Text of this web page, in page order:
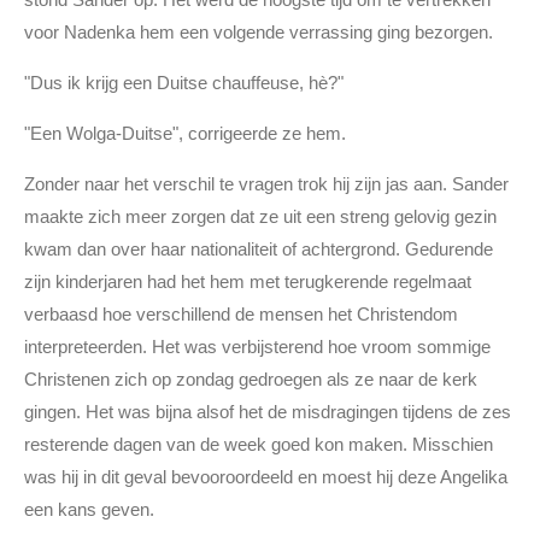
voor Nadenka hem een volgende verrassing ging bezorgen.
"Dus ik krijg een Duitse chauffeuse, hè?"
"Een Wolga-Duitse", corrigeerde ze hem.
Zonder naar het verschil te vragen trok hij zijn jas aan. Sander
maakte zich meer zorgen dat ze uit een streng gelovig gezin
kwam dan over haar nationaliteit of achtergrond. Gedurende
zijn kinderjaren had het hem met terugkerende regelmaat
verbaasd hoe verschillend de mensen het Christendom
interpreteerden. Het was verbijsterend hoe vroom sommige
Christenen zich op zondag gedroegen als ze naar de kerk
gingen. Het was bijna alsof het de misdragingen tijdens de zes
resterende dagen van de week goed kon maken. Misschien
was hij in dit geval bevooroordeeld en moest hij deze Angelika
een kans geven.